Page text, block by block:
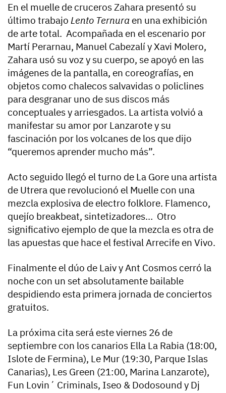
En el muelle de cruceros Zahara presentó su
último trabajo Lento Ternura en una exhibición
de arte total. Acompañada en el escenario por
Martí Perarnau, Manuel Cabezalí y Xavi Molero,
Zahara usó su voz y su cuerpo, se apoyó en las
imágenes de la pantalla, en coreografías, en
objetos como chalecos salvavidas o policlines
para desgranar uno de sus discos más
conceptuales y arriesgados. La artista volvió a
manifestar su amor por Lanzarote y su
fascinación por los volcanes de los que dijo
“queremos aprender mucho más”.
Acto seguido llegó el turno de La Gore una artista
de Utrera que revolucionó el Muelle con una
mezcla explosiva de electro folklore. Flamenco,
quejío breakbeat, sintetizadores… Otro
significativo ejemplo de que la mezcla es otra de
las apuestas que hace el festival Arrecife en Vivo.
Finalmente el dúo de Laiv y Ant Cosmos cerró la
noche con un set absolutamente bailable
despidiendo esta primera jornada de conciertos
gratuitos.
La próxima cita será este viernes 26 de
septiembre con los canarios Ella La Rabia (18:00,
Islote de Fermina), Le Mur (19:30, Parque Islas
Canarias), Les Green (21:00, Marina Lanzarote),
Fun Lovin´ Criminals, Iseo & Dodosound y Dj